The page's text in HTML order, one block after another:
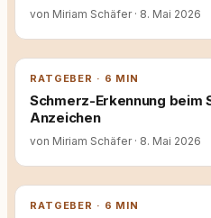
von Miriam Schäfer · 8. Mai 2026
RATGEBER · 6 MIN
Schmerz-Erkennung beim
Anzeichen
von Miriam Schäfer · 8. Mai 2026
RATGEBER · 6 MIN